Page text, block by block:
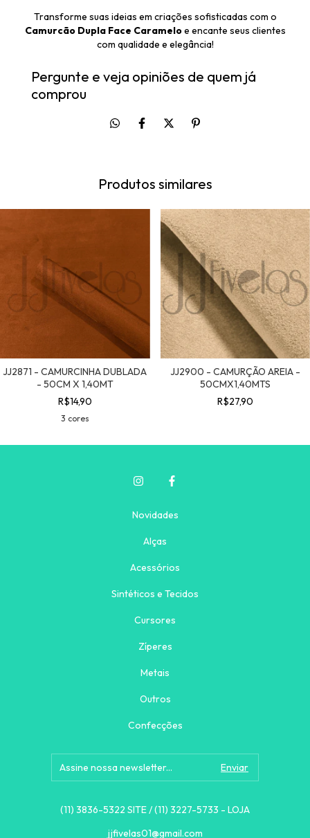
Transforme suas ideias em criações sofisticadas com o
Camurcão Dupla Face Carameloe encante seus clientes
com qualidade e elegância!
Pergunte e veja opiniões de quem já
comprou
Produtos similares
JJ2871 - CAMURCINHA DUBLADA
- 50CM X 1,40MT
R$14,90
3 cores
JJ2900 - CAMURÇÃO AREIA -
50CMX1,40MTS
R$27,90
Novidades
Alças
Acessórios
Sintéticos e Tecidos
Cursores
Zíperes
Metais
Outros
Confecções
(11) 3836-5322 SITE / (11) 3227-5733 - LOJA
jjfivelas01@gmail.com